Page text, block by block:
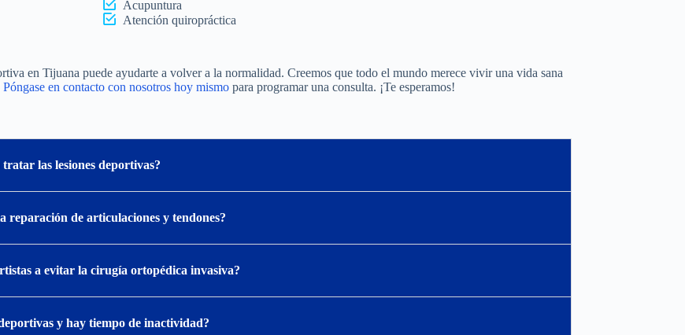
Acupuntura
Atención quiropráctica
en Tijuana puede ayudarte a volver a la normalidad. Creemos que todo el mundo merece vivir una vida sana
Póngase en contacto con nosotros hoy mismo para programar una consulta. ¡Te esperamos!
las lesiones deportivas?
reparación de articulaciones y tendones?
a evitar la cirugía ortopédica invasiva?
y hay tiempo de inactividad?